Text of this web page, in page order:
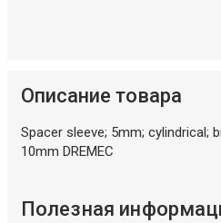
Описание товара
Spacer sleeve; 5mm; cylindrical;
10mm DREMEC
Полезная